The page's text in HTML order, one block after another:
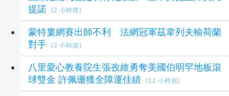
提諾
(2 小時前)
蒙特婁網賽出師不利 法網冠軍茲韋列夫輸荷蘭
對手
(2 小時前)
八里愛心教養院生張孜維勇奪美國伯明罕地板滾
球雙金 許佩珊獲全障運佳績
(11 小時前)